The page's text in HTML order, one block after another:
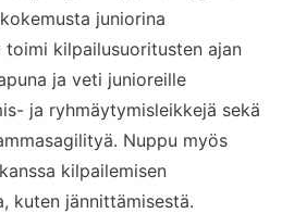
juniorina
toimi kilpailusuoritusten ajan
ja veti junioreille
ja ryhmäytymisleikkejä sekä
Nuppu myös
kilpailemisen
kuten jännittämisestä.